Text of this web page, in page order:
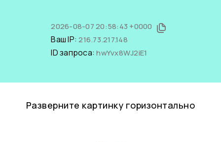
2026-08-07 20:58:43 +0000
Ваш IP:216.73.217.148
ID запроса:hwYvx8WJ2iE1
Разверните картинку горизонтально